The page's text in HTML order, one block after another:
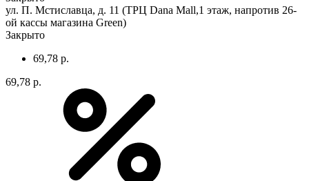
ул. П. Мстиславца, д. 11 (ТРЦ Dana Mall,1 этаж, напротив 26-
ой кассы магазина Green)
Закрыто
69,78 р.
69,78 р.